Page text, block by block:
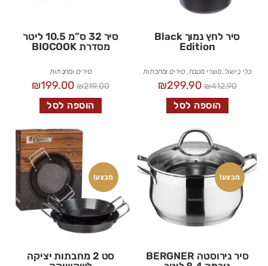
סיר לחץ נמוך Black
Edition
כלי בישול,מוצרי מטבח,סירים ומחבתות
₪412.90
₪299.90
הוספה לסל
סיר 32 ס”מ 10.5 ליטר
מסדרת BIOCOOK
סירים ומחבתות
₪219.00
₪199.00
הוספה לסל
מבצע!
סיר נירוסטה BERGNER
מבצע!
סט 2 מחבתות יציקה